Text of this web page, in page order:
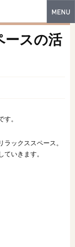
ースの活
。
ックススペース。
いきます。